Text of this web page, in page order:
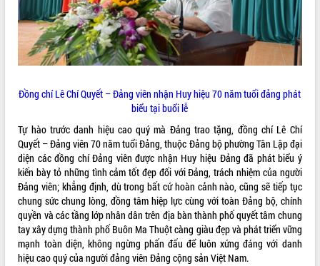
Đồng chí Lê Chí Quyết – Đảng viên nhận Huy hiệu 70 năm tuổi đảng phát
biểu tại buổi lễ
Tự hào trước danh hiệu cao quý mà Đảng trao tặng, đồng chí Lê Chí
Quyết – Đảng viên 70 năm tuổi Đảng, thuộc Đảng bộ phường Tân Lập đại
diện các đồng chí Đảng viên được nhận Huy hiệu Đảng đã phát biểu ý
kiến bày tỏ những tình cảm tốt đẹp đối với Đảng, trách nhiệm của người
Đảng viên; khẳng định, dù trong bất cứ hoàn cảnh nào, cũng sẽ tiếp tục
chung sức chung lòng, đồng tâm hiệp lực cùng với toàn Đảng bộ, chính
quyền và các tầng lớp nhân dân trên địa bàn thành phố quyết tâm chung
tay xây dựng thành phố Buôn Ma Thuột càng giàu đẹp và phát triển vững
mạnh toàn diện, không ngừng phấn đấu để luôn xứng đáng với danh
hiệu cao quý của người đảng viên Đảng cộng sản Việt Nam.